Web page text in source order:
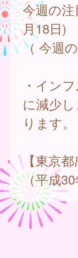
今週の注
月18日)
（ 今週
・イン
に減少
ります。
【東京
（平成